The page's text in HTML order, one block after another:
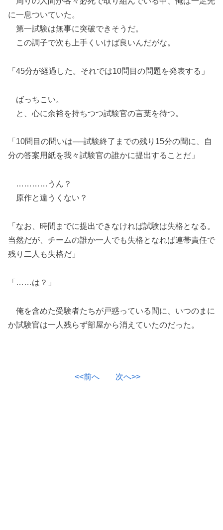
に一息ついていた。
第一試験は無事に突破できそうだ。
この調子で次も上手くいけば良いんだがな。
「45分が経過した。それでは10問目の問題を発表する」
ばっちこい。
と、心に余裕を持ちつつ試験官の言葉を待つ。
「10問目の問いは──試験終了までの残り15分の間に、自
分の答案用紙を我々試験官の誰かに提出することだ」
…………うん？
原作と違うくない？
「なお、時間までに提出できなければ試験は失格となる。
当然だが、チームの誰か一人でも失格となれば連帯責任で
残り二人も失格だ」
「……は？」
俺を含めた受験者たちが戸惑っている間に、いつのまに
か試験官は一人残らず部屋から消えていたのだった。
<<前へ 次へ>>